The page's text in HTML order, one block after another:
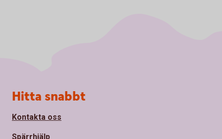
Sidfot
Hitta snabbt
Kontakta oss
Spärrhjälp